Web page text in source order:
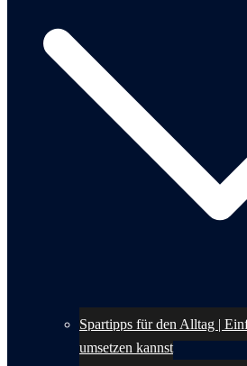
Spartipps für den Alltag |
umsetzen kannst